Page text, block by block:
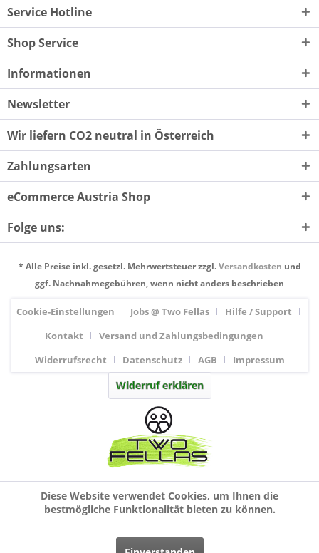
Service Hotline
Shop Service
Informationen
Newsletter
Wir liefern CO2 neutral in Österreich
Zahlungsarten
eCommerce Austria Shop
Folge uns:
* Alle Preise inkl. gesetzl. Mehrwertsteuer zzgl.Versandkosten und
ggf. Nachnahmegebühren, wenn nicht anders beschrieben
Cookie-Einstellungen Jobs @ Two Fellas
Hilfe / Support
Kontakt
Versand und Zahlungsbedingungen
Widerrufsrecht
Datenschutz AGB Impressum
Widerruf erklären
Diese Website verwendet Cookies, um Ihnen die
bestmögliche Funktionalität bieten zu können.